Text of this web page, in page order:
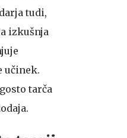
tudi,
izkušnja
učinek.
tarča